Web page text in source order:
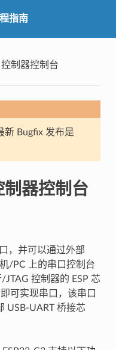
指南
制器控制台
新 Bugfix 发布是
器控制台
，并可以通过外部
/PC 上的串口控制台
控制器的 ESP 芯
可实现串口，该串口
USB-UART 桥接芯